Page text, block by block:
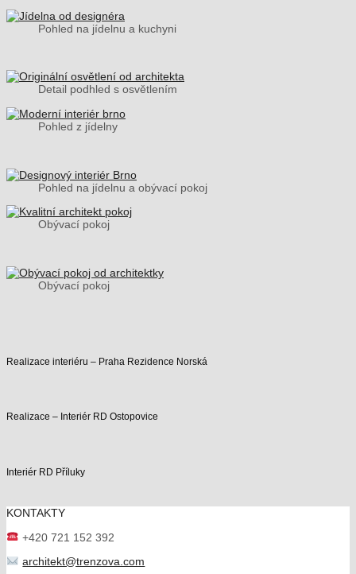
Pohled na jídelnu a kuchyni
Detail podhled s osvětlením
Pohled z jídelny
Pohled na jídelnu a obývací pokoj
Obývací pokoj
Obývací pokoj
Realizace interiéru – Praha Rezidence Norská
Realizace – Interiér RD Ostopovice
Interiér RD Příluky
KONTAKTY
+420 721 152 392
architekt@trenzova.com